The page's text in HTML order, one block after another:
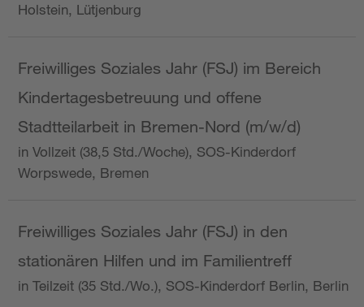
Holstein, Lütjenburg
Freiwilliges Soziales Jahr (FSJ) im Bereich
Kindertagesbetreuung und offene
Stadtteilarbeit in Bremen-Nord (m/w/d)
in Vollzeit (38,5 Std./Woche), SOS-Kinderdorf
Worpswede, Bremen
Freiwilliges Soziales Jahr (FSJ) in den
stationären Hilfen und im Familientreff
in Teilzeit (35 Std./Wo.), SOS-Kinderdorf Berlin, Berlin